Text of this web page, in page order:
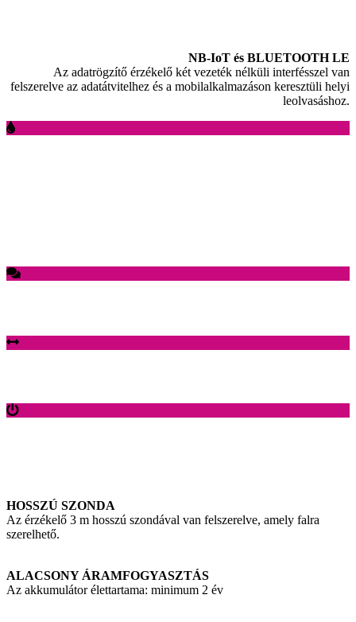
NB-IoT és BLUETOOTH LE
Az adatrögzítő érzékelő két vezeték nélküli interfésszel van
felszerelve az adatátvitelhez és a mobilalkalmazáson keresztüli helyi
leolvasáshoz.
HOSSZÚ SZONDA
Az érzékelő 3 m hosszú szondával van felszerelve, amely falra
szerelhető.
ALACSONY ÁRAMFOGYASZTÁS
Az akkumulátor élettartama: minimum 2 év